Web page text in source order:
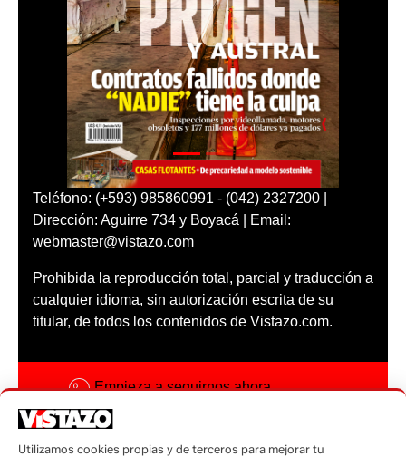
Teléfono: (+593) 985860991 - (042) 2327200 |
Dirección: Aguirre 734 y Boyacá | Email:
webmaster@vistazo.com
Prohibida la reproducción total, parcial y traducción a
cualquier idioma, sin autorización escrita de su
titular, de todos los contenidos de Vistazo.com.
Empieza a seguirnos ahora
Código ética
Utilizamos cookies propias y de terceros para mejorar tu